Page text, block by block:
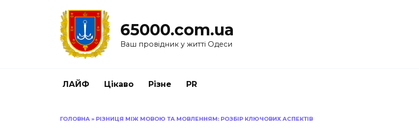
65000.com.ua
Ваш провідник у житті Одеси
ЛАЙФ Цікаво Різне PR
ГОЛОВНА » РІЗНИЦЯ МІЖ МОВОЮ ТА МОВЛЕННЯМ: РОЗБІР КЛЮЧОВИХ АСПЕКТІВ